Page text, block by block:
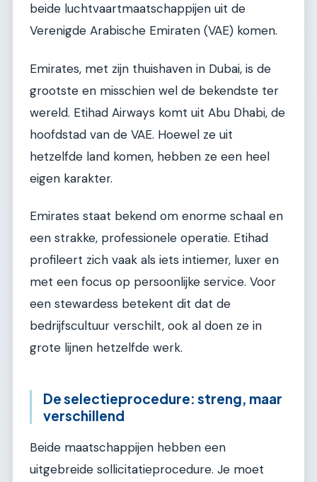
beide luchtvaartmaatschappijen uit de
Verenigde Arabische Emiraten (VAE) komen.
Emirates, met zijn thuishaven in Dubai, is de
grootste en misschien wel de bekendste ter
wereld. Etihad Airways komt uit Abu Dhabi, de
hoofdstad van de VAE. Hoewel ze uit
hetzelfde land komen, hebben ze een heel
eigen karakter.
Emirates staat bekend om enorme schaal en
een strakke, professionele operatie. Etihad
profileert zich vaak als iets intiemer, luxer en
met een focus op persoonlijke service. Voor
een stewardess betekent dit dat de
bedrijfscultuur verschilt, ook al doen ze in
grote lijnen hetzelfde werk.
De selectieprocedure: streng, maar
verschillend
Beide maatschappijen hebben een
uitgebreide sollicitatieprocedure. Je moet